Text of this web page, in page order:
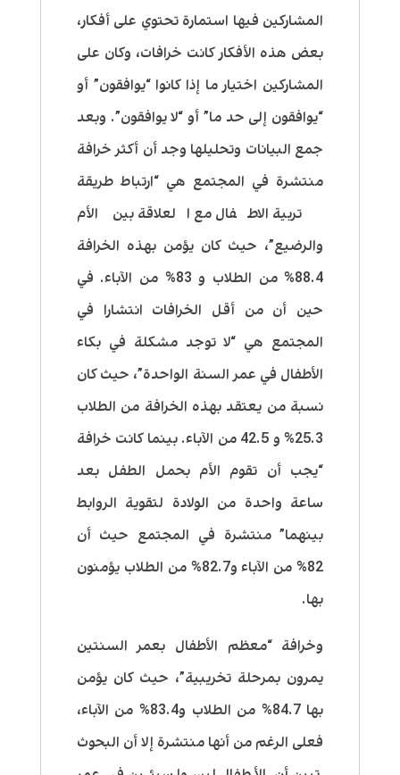
المشاركين فيها استمارة تحتوي على أفكار،
بعض هذه الأفكار كانت خرافات، وكان على
المشاركين اختيار ما إذا كانوا “يوافقون” أو
“يوافقون إلى حد ما” أو “لا يوافقون”. وبعد
جمع البيانات وتحليلها وجد أن أكثر خرافة
منتشرة في المجتمع هي “ارتباط طريقة
تربية الاطفال مع العلاقة بين الأم
والرضيع”، حيث كان يؤمن بهذه الخرافة
88.4% من الطلاب و 83% من الآباء. في
حين أن من أقل الخرافات انتشارا في
المجتمع هي “لا توجد مشكلة في بكاء
الأطفال في عمر السنة الواحدة”، حيث كان
نسبة من يعتقد بهذه الخرافة من الطلاب
25.3% و 42.5 من الآباء. بينما كانت خرافة
“يجب أن تقوم الأم بحمل الطفل بعد
ساعة واحدة من الولادة لتقوية الروابط
بينهما” منتشرة في المجتمع حيث أن
82% من الآباء و82.7% من الطلاب يؤمنون
بها.
وخرافة “معظم الأطفال بعمر السنتين
يمرون بمرحلة تخريبية”، حيث كان يؤمن
بها 84.7% من الطلاب و83.4% من الآباء،
فعلى الرغم من أنها منتشرة إلا أن البحوث